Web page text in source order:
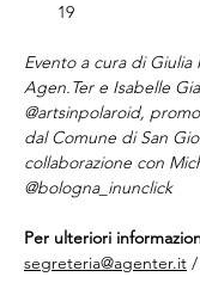
19
Evento a cura di
Agen.Ter e Isabelle
@artsinpolaroid,
dal Comune di San
collaborazione con
@bologna_inunclick
Per ulteriori
segreteria@agenter.it /